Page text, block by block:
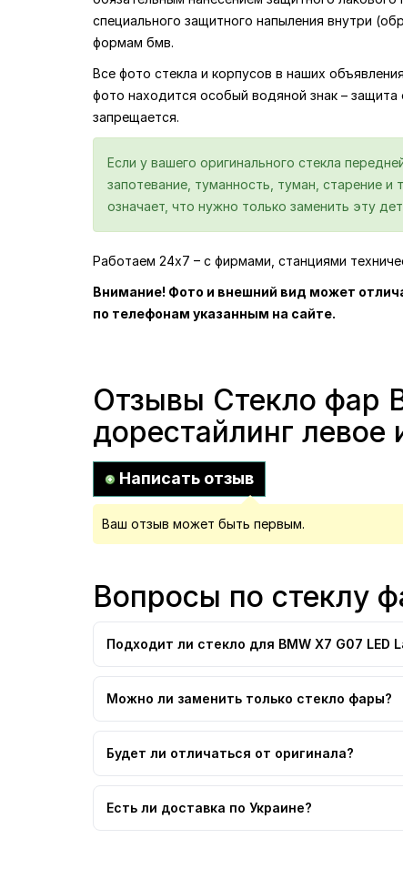
специального защитного напыления внутри
формам бмв.
Все фото стекла и корпусов в наших
фото находится особый водяной знак –
запрещается.
Если у вашего оригинального стекла
запотевание, туманность, туман, старение
означает, что нужно только заменить эту
Работаем 24х7 – с фирмами, станциями
Внимание! Фото и внешний вид может
по телефонам указанным на сайте.
Отзывы Стекло фар
дорестайлинг левое
Написать отзыв
Ваш отзыв может быть первым.
Вопросы по стеклу
Подходит ли стекло для BMW X7 G07 LED
Можно ли заменить только стекло фары?
Будет ли отличаться от оригинала?
Есть ли доставка по Украине?